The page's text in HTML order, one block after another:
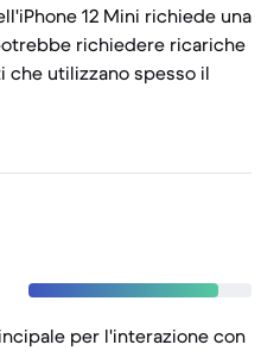
12 Mini richiede una
richiedere ricariche
utilizzano spesso il
per l'interazione con